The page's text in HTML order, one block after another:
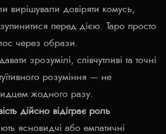
вирішували довіряти комусь,
перед дією. Таро просто
через образи.
зрозумілі, співчутливі та точні
розуміння — не
жодного разу.
дійсно відіграє роль
ясновидчі або емпатичні